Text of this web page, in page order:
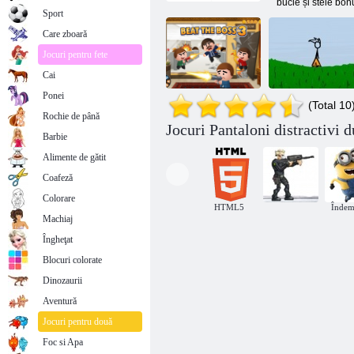
bucle și stele
Beat The Boss 3
Fancy Pants
(Total 10)
Jocuri Pantaloni distractivi
HTML5
Sport
Care zboară
Jocuri pentru fete
Cai
Ponei
Rochie de până
Barbie
Alimente de gătit
Coafeză
Colorare
Machiaj
Îngheţat
Blocuri colorate
Dinozaurii
Aventură
Jocuri pentru două
Foc si Apa